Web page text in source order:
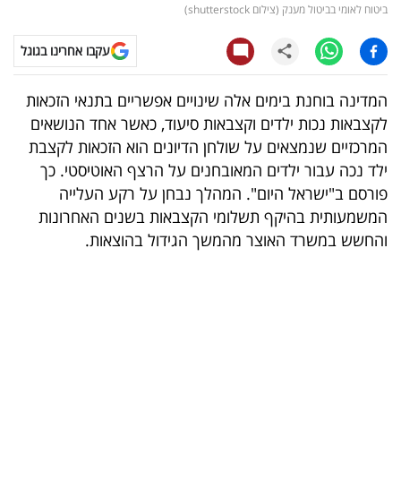
עסקי
ספורט
קריירה
ולימודים
מינויים
רייטינג
ביטוח לאומי בביטול מענק (צילום shutterstock)
עקבו אחרינו בגוגל
המדינה בוחנת בימים אלה שינויים אפשריים בתנאי הזכאות
לקצבאות נכות ילדים וקצבאות סיעוד, כאשר אחד הנושאים
המרכזיים שנמצאים על שולחן הדיונים הוא הזכאות לקצבת
ילד נכה עבור ילדים המאובחנים על הרצף האוטיסטי. כך
פורסם ב"ישראל היום". המהלך נבחן על רקע העלייה
המשמעותית בהיקף תשלומי הקצבאות בשנים האחרונות
והחשש במשרד האוצר מהמשך הגידול בהוצאות.